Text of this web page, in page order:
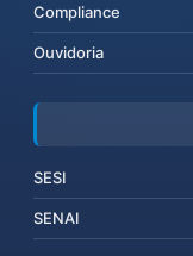
Compliance
Ouvidoria
SESI
SENAI